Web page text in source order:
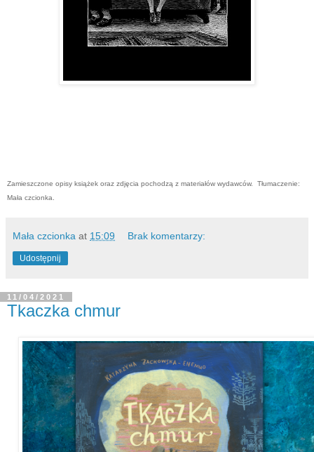
Zamieszczone opisy książek oraz zdjęcia pochodzą z materiałów wydawców.
Tłumaczenie:
Mała czcionka.
Mała czcionka at 15:09 Brak komentarzy:
Udostępnij
11/04/2021
Tkaczka chmur